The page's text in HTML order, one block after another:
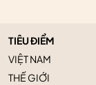
TIÊU ĐIỂM
VIỆT NAM
THẾ GIỚI